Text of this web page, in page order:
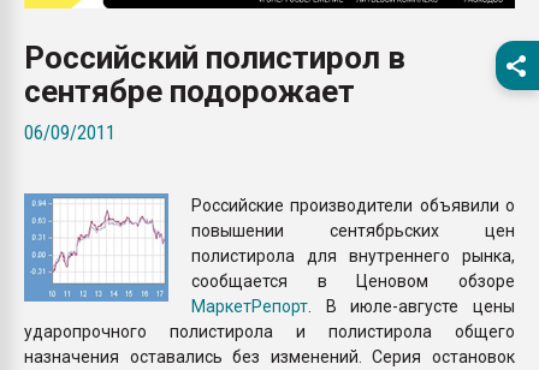
28.07.2026
пластмасс
28.07.2026
ПЕРЕЙТИ НА
Российский полистирол в
сентябре подорожает
06/09/2011
Российские производители объявили о
повышении сентябрьских цен
полистирола для внутреннего рынка,
сообщается в Ценовом обзоре
МаркетРепорт . В июле-августе цены
ударопрочного полистирола и полистирола общего
назначения оставались без изменений. Серия остановок